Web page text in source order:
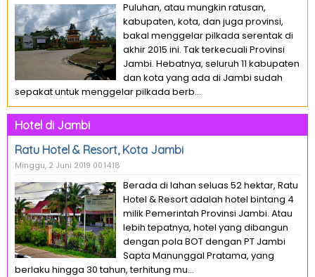
Puluhan, atau mungkin ratusan,
kabupaten, kota, dan juga provinsi,
bakal menggelar pilkada serentak di
akhir 2015 ini. Tak terkecuali Provinsi
Jambi. Hebatnya, seluruh 11 kabupaten
dan kota yang ada di Jambi sudah
sepakat untuk menggelar pilkada berb...
Hotel di Jambi
Ratu Hotel & Resort, Kota Jambi
Minggu, 2 Juni 2019 00:14:18
Berada di lahan seluas 52 hektar, Ratu
Hotel & Resort adalah hotel bintang 4
milik Pemerintah Provinsi Jambi. Atau
lebih tepatnya, hotel yang dibangun
dengan pola BOT dengan PT Jambi
Sapta Manunggal Pratama, yang
berlaku hingga 30 tahun, terhitung mu...